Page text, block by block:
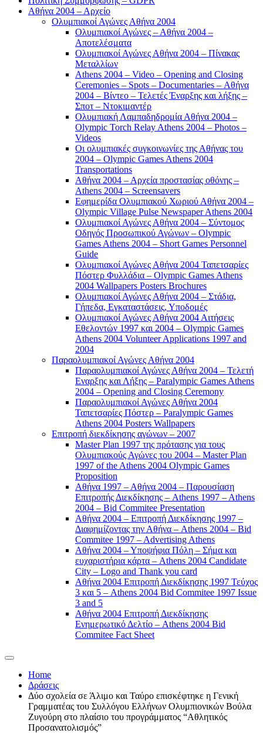
Αθήνα 2004 – Αρχείο
Ολυμπιακοί Αγώνες Αθήνα 2004
Ολυμπιακοί Αγώνες – Αθήνα 2004 –
Αποτελέσματα
Ολυμπιακοί Αγώνες Αθήνα 2004 – Πίνακας
Μεταλλίων
Athens 2004 – Video – Opening and Closing
Ceremonies – Spots – Documentaries – Αθήνα
2004 – Βίντεο – Τελετές Έναρξης και λήξης –
Σποτ – Ντοκιμαντέρ
Ολυμπιακή Λαμπαδηδρομία Αθήνα 2004 –
Olympic Torch Relay Athens 2004 – Photos –
Videos
Οι ολυμπιακές συγκοινωνίες της Αθήνας του
2004 – Olympic Games Athens 2004
Transportations
Αθήνα 2004 – Αρχεία προστασίας οθόνης –
Athens 2004 – Screensavers
Εφημερίδα Ολυμπιακού Χωριού Αθήνα 2004 –
Olympic Village Pulse Newspaper Athens 2004
Ολυμπιακοί Αγώνες Αθήνα 2004 – Σύντομος
Οδηγός Προσωπικού Αγώνων – Olympic
Games Athens 2004 – Short Games Personnel
Guide
Ολυμπιακοί Αγώνες Αθήνα 2004 Ταπετσαρίες
Πόστερ Φυλλάδια – Olympic Games Athens
2004 Wallpapers Posters Brochures
Ολυμπιακοί Αγώνες Αθήνα 2004 – Στάδια,
Γήπεδα, Εγκαταστάσεις, Υποδομές
Ολυμπιακοί Αγώνες Αθήνα 2004 Αιτήσεις
Εθελοντών 1997 και 2004 – Olympic Games
Athens 2004 Volunteer Applications 1997 and
2004
Παραολυμπιακοί Αγώνες Αθήνα 2004
Παραολυμπιακοί Αγώνες Αθήνα 2004 – Τελετή
Εναρξης και Λήξης – Paralympic Games Athens
2004 – Opening and Closing Ceremony
Παραολυμπιακοί Αγώνες Αθήνα 2004
Ταπετσαρίες Πόστερ – Paralympic Games
Athens 2004 Posters Wallpapers
Επιτροπή διεκδίκησης αγώνων – 2007
Master Plan 1997 της πρότασης για τους
Ολυμπιακούς Αγώνες του 2004 – Master Plan
1997 of the Athens 2004 Olympic Games
Proposition
Αθήνα 1997 – Αθήνα 2004 – Παρουσίαση
Επιτροπής Διεκδίκησης – Athens 1997 – Athens
2004 – Bid Commitee Presentation
Αθήνα 2004 – Επιτροπή Διεκδίκησης 1997 –
Διαφημίζοντας την Αθήνα – Athens 2004 – Bid
Commitee 1997 – Advertising Athens
Αθήνα 2004 – Υποψήφια Πόλη – Σήμα και
ευχαριστήρια κάρτα – Athens 2004 Candidate
City – Logo and Thank you card
Αθήνα 2004 Επιτροπή Διεκδίκησης 1997 Τεύχος
3 και 5 – Athens 2004 Bid Commitee 1997 Issue
3 and 5
Αθήνα 2004 Επιτροπή Διεκδίκησης
Ενημερωτικό Δελτίο – Athens 2004 Bid
Commitee Fact Sheet
Home
Δράσεις
Δύο σχολεία σε Άλιμο και Ταύρο επισκέφτηκε η Γενική
Γραμματέας του Συλλόγου Ελλήνων Ολυμπιονικών Βούλα
Ζυγούρη στο πλαίσιο του προγράμματος “Αθλητικός
Προσανατολισμός”